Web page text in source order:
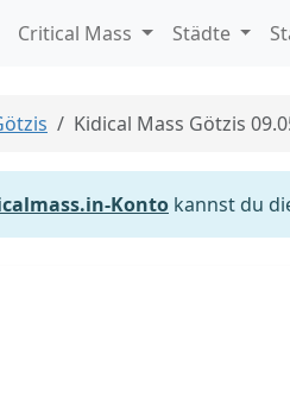
Critical Mass Städte
Kidical Mass Götzis
Konto kannst du